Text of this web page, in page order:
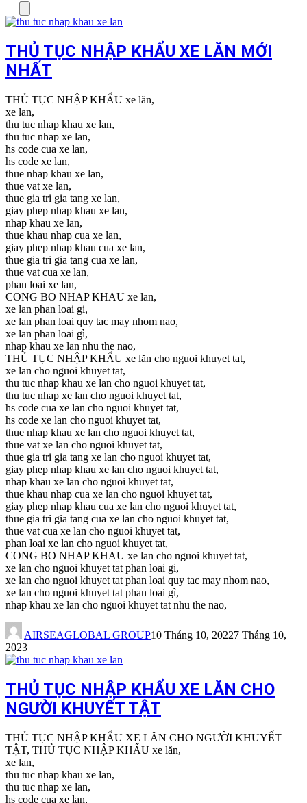
THỦ TỤC NHẬP KHẨU XE LĂN MỚI
NHẤT
THỦ TỤC NHẬP KHẨU xe lăn,
xe lan,
thu tuc nhap khau xe lan,
thu tuc nhap xe lan,
hs code cua xe lan,
hs code xe lan,
thue nhap khau xe lan,
thue vat xe lan,
thue gia tri gia tang xe lan,
giay phep nhap khau xe lan,
nhap khau xe lan,
thue khau nhap cua xe lan,
giay phep nhap khau cua xe lan,
thue gia tri gia tang cua xe lan,
thue vat cua xe lan,
phan loai xe lan,
CONG BO NHAP KHAU xe lan,
xe lan phan loai gi,
xe lan phan loai quy tac may nhom nao,
xe lan phan loai gì,
nhap khau xe lan nhu the nao,
THỦ TỤC NHẬP KHẨU xe lăn cho nguoi khuyet tat,
xe lan cho nguoi khuyet tat,
thu tuc nhap khau xe lan cho nguoi khuyet tat,
thu tuc nhap xe lan cho nguoi khuyet tat,
hs code cua xe lan cho nguoi khuyet tat,
hs code xe lan cho nguoi khuyet tat,
thue nhap khau xe lan cho nguoi khuyet tat,
thue vat xe lan cho nguoi khuyet tat,
thue gia tri gia tang xe lan cho nguoi khuyet tat,
giay phep nhap khau xe lan cho nguoi khuyet tat,
nhap khau xe lan cho nguoi khuyet tat,
thue khau nhap cua xe lan cho nguoi khuyet tat,
giay phep nhap khau cua xe lan cho nguoi khuyet tat,
thue gia tri gia tang cua xe lan cho nguoi khuyet tat,
thue vat cua xe lan cho nguoi khuyet tat,
phan loai xe lan cho nguoi khuyet tat,
CONG BO NHAP KHAU xe lan cho nguoi khuyet tat,
xe lan cho nguoi khuyet tat phan loai gi,
xe lan cho nguoi khuyet tat phan loai quy tac may nhom nao,
xe lan cho nguoi khuyet tat phan loai gì,
nhap khau xe lan cho nguoi khuyet tat nhu the nao,
AIRSEAGLOBAL GROUP10 Tháng 10, 20227 Tháng 10,
2023
THỦ TỤC NHẬP KHẨU XE LĂN CHO
NGƯỜI KHUYẾT TẬT
THỦ TỤC NHẬP KHẨU XE LĂN CHO NGƯỜI KHUYẾT
TẬT, THỦ TỤC NHẬP KHẨU xe lăn,
xe lan,
thu tuc nhap khau xe lan,
thu tuc nhap xe lan,
hs code cua xe lan,